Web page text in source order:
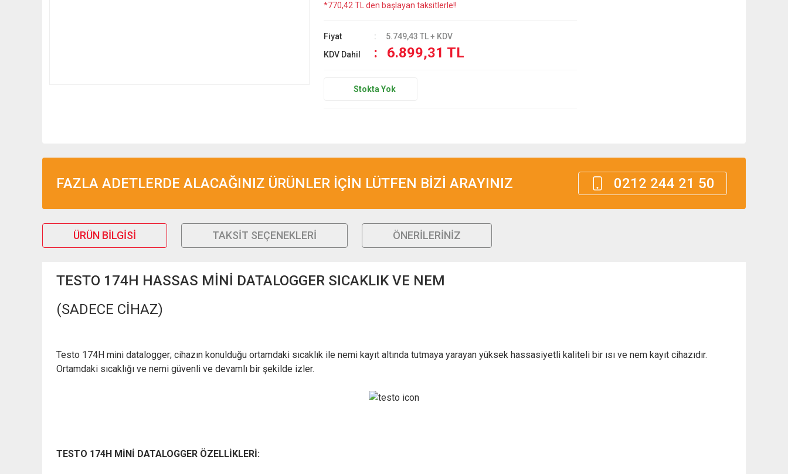
*770,42 TL den başlayan taksitlerle!!
Fiyat
5.749,43 TL + KDV
KDV Dahil
6.899,31 TL
Stokta Yok
FAZLA ADETLERDE ALACAĞINIZ ÜRÜNLER İÇİN LÜTFEN BİZİ ARAYINIZ 0212 244 21 50
ÜRÜN BILGISI TAKSIT SEÇENEKLERI ÖNERILERINIZ
TESTO 174H HASSAS MİNİ DATALOGGER SICAKLIK VE NEM
(SADECE CİHAZ)
Testo 174H mini datalogger; cihazın konulduğu ortamdaki sıcaklık ile nemi kayıt altında tutmaya yarayan yüksek hassasiyetli kaliteli bir ısı ve nem kayıt cihazıdır.
Ortamdaki sıcaklığı ve nemi güvenli ve devamlı bir şekilde izler.
TESTO 174H MİNİ DATALOGGER ÖZELLİKLERİ: